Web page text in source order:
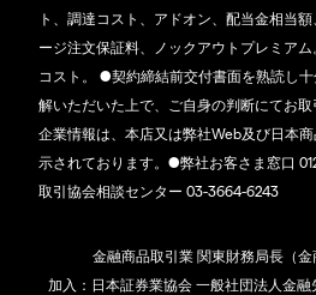
ト、調達コスト、アドオン、配当金相当
ージ注文保証料、ノックアウトプレミア
コスト。 ●契約締結前交付書面を熟読し
解いただいた上で、ご自身の判断にてお
企業情報は、本店又は弊社Web及び日本
示されております。●弊社お客さま窓口
取引協会相談センター 03-3664-6243
金融商品取引業 関東財務局長（
加入：日本証券業協会 一般社団法人金融